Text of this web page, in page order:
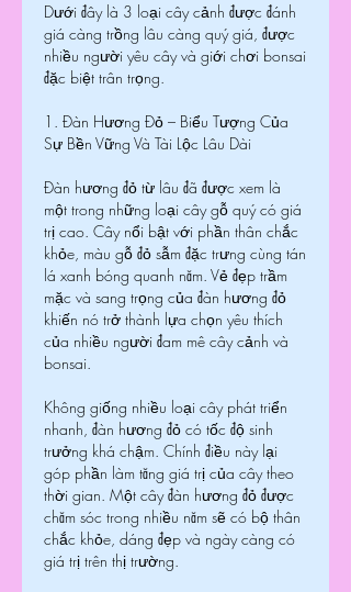
Dưới đây là 3 loại cây cảnh được đánh
giá càng trồng lâu càng quý giá, được
nhiều người yêu cây và giới chơi bonsai
đặc biệt trân trọng.
1. Đàn Hương Đỏ – Biểu Tượng Của
Sự Bền Vững Và Tài Lộc Lâu Dài
Đàn hương đỏ từ lâu đã được xem là
một trong những loại cây gỗ quý có giá
trị cao. Cây nổi bật với phần thân chắc
khỏe, màu gỗ đỏ sẫm đặc trưng cùng tán
lá xanh bóng quanh năm. Vẻ đẹp trầm
mặc và sang trọng của đàn hương đỏ
khiến nó trở thành lựa chọn yêu thích
của nhiều người đam mê cây cảnh và
bonsai.
Không giống nhiều loại cây phát triển
nhanh, đàn hương đỏ có tốc độ sinh
trưởng khá chậm. Chính điều này lại
góp phần làm tăng giá trị của cây theo
thời gian. Một cây đàn hương đỏ được
chăm sóc trong nhiều năm sẽ có bộ thân
chắc khỏe, dáng đẹp và ngày càng có
giá trị trên thị trường.